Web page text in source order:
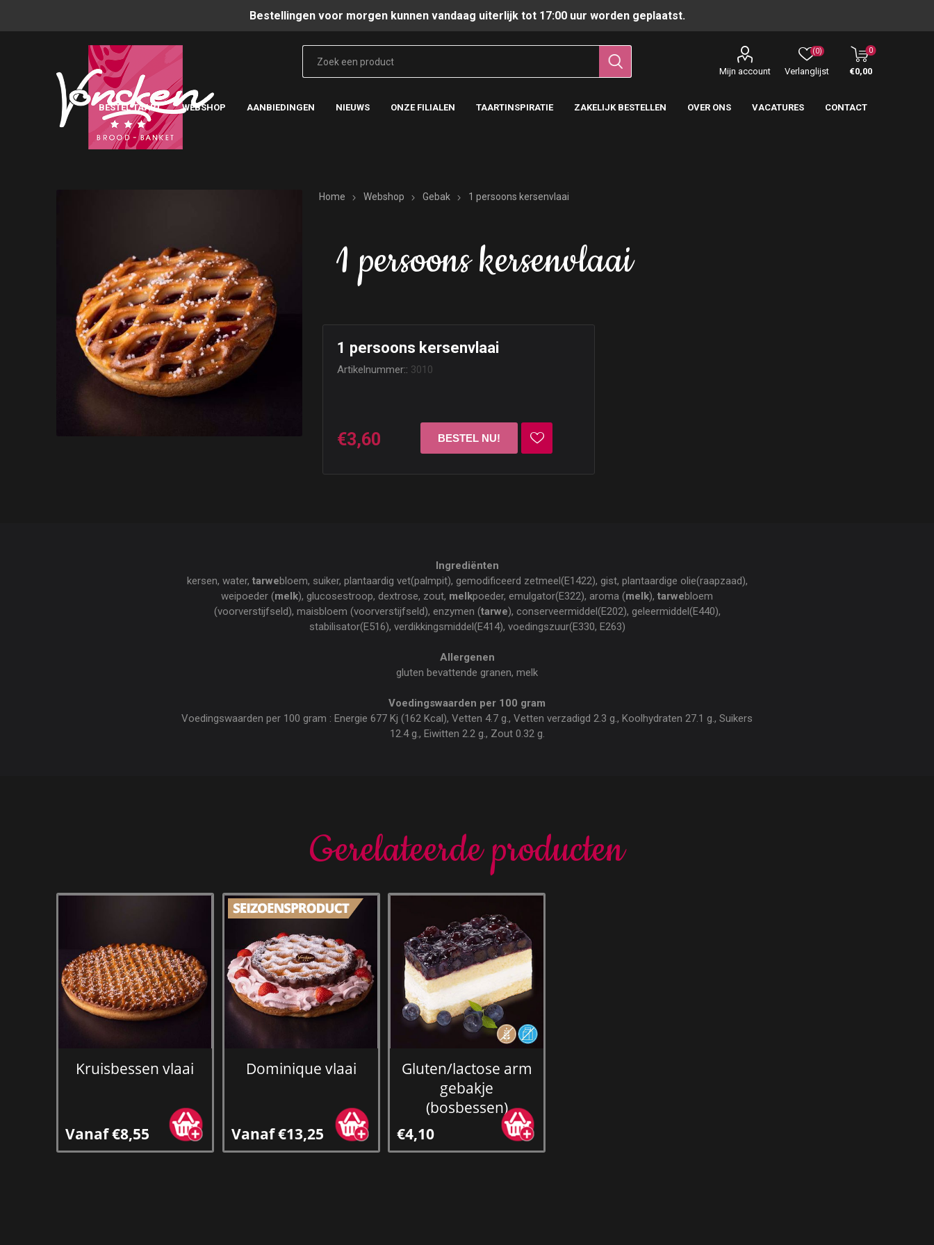
Bestellingen voor morgen kunnen vandaag uiterlijk tot 17:00 uur worden geplaatst.
Mijn account Verlanglijst
(0) 0
€0,00
BESTEL TAART WEBSHOP AANBIEDINGEN NIEUWS ONZE FILIALEN TAARTINSPIRATIE ZAKELIJK BESTELLEN OVER ONS VACATURES CONTACT
Home Webshop Gebak 1 persoons kersenvlaai
1 persoons kersenvlaai
1 persoons kersenvlaai
Artikelnummer:: 3010
€3,60
Ingrediënten
kersen, water, tarwebloem, suiker, plantaardig vet(palmpit), gemodificeerd zetmeel(E1422), gist, plantaardige olie(raapzaad),
weipoeder (melk), glucosestroop, dextrose, zout, melkpoeder, emulgator(E322), aroma (melk), tarwebloem
(voorverstijfseld), maisbloem (voorverstijfseld), enzymen (tarwe), conserveermiddel(E202), geleermiddel(E440),
stabilisator(E516), verdikkingsmiddel(E414), voedingszuur(E330, E263)
Allergenen
gluten bevattende granen, melk
Voedingswaarden per 100 gram
Voedingswaarden per 100 gram : Energie 677 Kj (162 Kcal), Vetten 4.7 g., Vetten verzadigd 2.3 g., Koolhydraten 27.1 g., Suikers
12.4 g., Eiwitten 2.2 g., Zout 0.32 g.
Gerelateerde producten
Kruisbessen vlaai
Vanaf €8,55
Dominique vlaai
Vanaf €13,25
Gluten/lactose arm
gebakje
(bosbessen)
€4,10